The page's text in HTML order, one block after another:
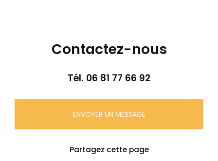
Contactez-nous
Tél. 06 81 77 66 92
ENVOYER UN MESSAGE
Partagez cette page